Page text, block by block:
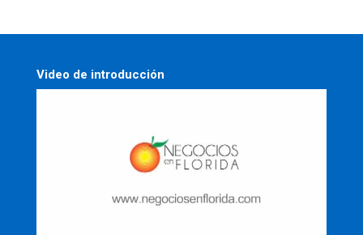
Video de introducción